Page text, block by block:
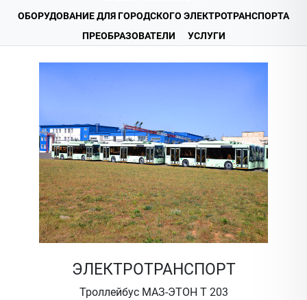
ОБОРУДОВАНИЕ ДЛЯ ГОРОДСКОГО ЭЛЕКТРОТРАНСПОРТА
ПРЕОБРАЗОВАТЕЛИ
УСЛУГИ
ЭЛЕКТРОТРАНСПОРТ
Троллейбус МАЗ-ЭТОН Т 203